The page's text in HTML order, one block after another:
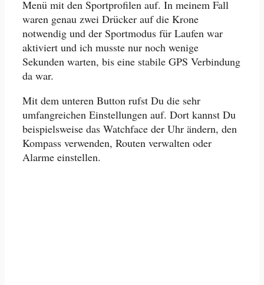
Menü mit den Sportprofilen auf. In meinem Fall
waren genau zwei Drücker auf die Krone
notwendig und der Sportmodus für Laufen war
aktiviert und ich musste nur noch wenige
Sekunden warten, bis eine stabile GPS Verbindung
da war.
Mit dem unteren Button rufst Du die sehr
umfangreichen Einstellungen auf. Dort kannst Du
beispielsweise das Watchface der Uhr ändern, den
Kompass verwenden, Routen verwalten oder
Alarme einstellen.